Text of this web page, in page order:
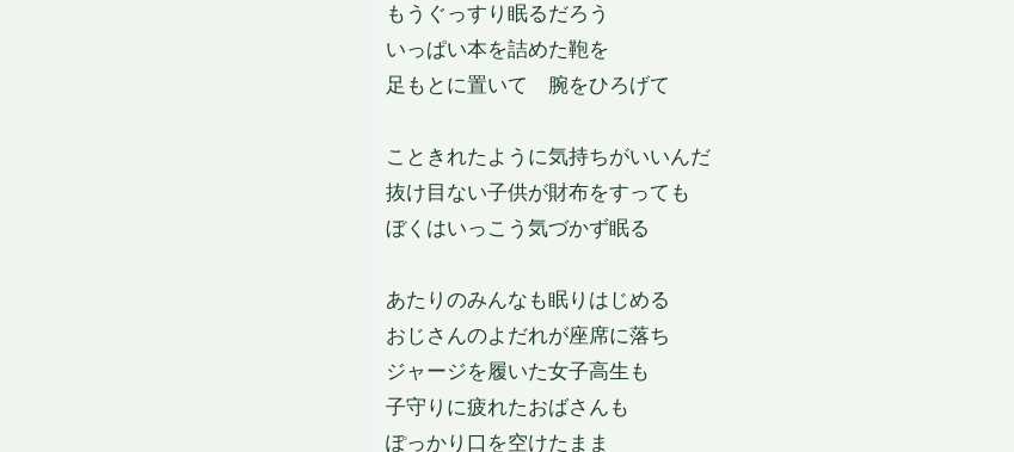
もうぐっすり眠るだろう
いっぱい本を詰めた鞄を
足もとに置いて　腕をひろげて
こときれたように気持ちがいいんだ
抜け目ない子供が財布をすっても
ぼくはいっこう気づかず眠る
あたりのみんなも眠りはじめる
おじさんのよだれが座席に落ち
ジャージを履いた女子高生も
子守りに疲れたおばさんも
ぽっかり口を空けたまま